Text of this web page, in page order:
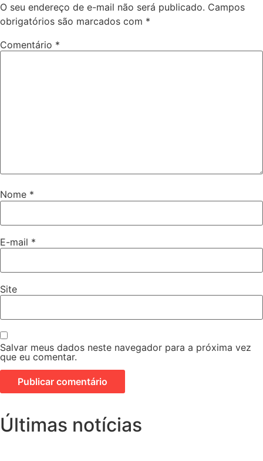
O seu endereço de e-mail não será publicado. Campos
obrigatórios são marcados com *
Comentário *
Nome *
E-mail *
Site
Salvar meus dados neste navegador para a próxima vez
que eu comentar.
Últimas notícias